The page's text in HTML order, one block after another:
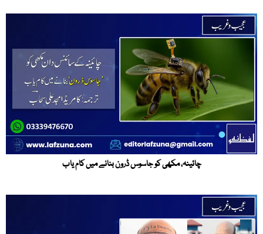
چائینہ، مکھی کو جاسوس ڈرون بنانے میں کام یاب